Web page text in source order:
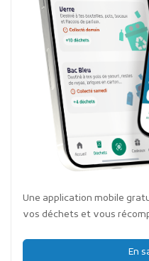
Une application mobile
vos déchets et vous
En